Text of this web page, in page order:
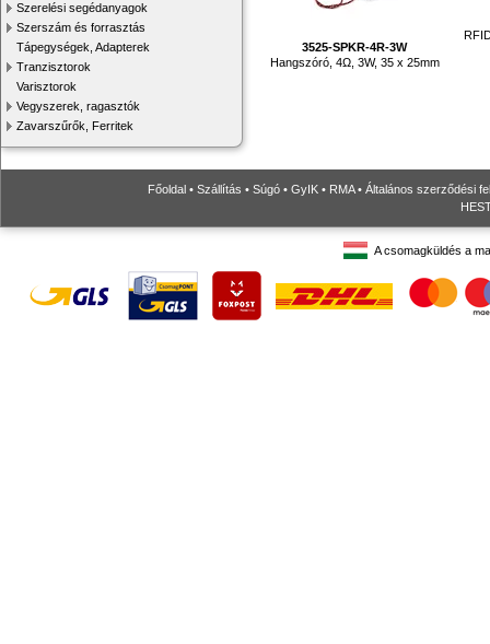
Szerelési segédanyagok
Szerszám és forrasztás
Tápegységek, Adapterek
Tranzisztorok
Varisztorok
Vegyszerek, ragasztók
Zavarszűrők, Ferritek
3525-SPKR-4R-3W
Hangszóró, 4Ω, 3W, 35 x 25mm
Főoldal • Szállítás • Súgó • GyIK • RMA• Általános szerződési
A csomagküldés a